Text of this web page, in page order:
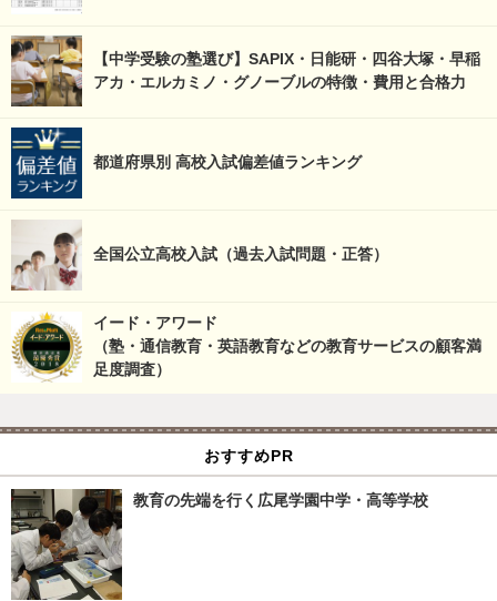
【中学受験の塾選び】SAPIX・日能研・四谷大塚・早稲
アカ・エルカミノ・グノーブルの特徴・費用と合格力
都道府県別 高校入試偏差値ランキング
全国公立高校入試（過去入試問題・正答）
イード・アワード
（塾・通信教育・英語教育などの教育サービスの顧客満
足度調査）
おすすめPR
教育の先端を行く広尾学園中学・高等学校